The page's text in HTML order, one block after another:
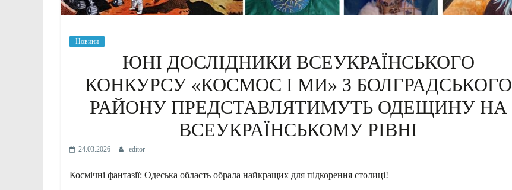
Новини
ЮНІ ДОСЛІДНИКИ ВСЕУКРАЇНСЬКОГО
КОНКУРСУ «КОСМОС І МИ» З БОЛГРАДСЬКОГО
РАЙОНУ ПРЕДСТАВЛЯТИМУТЬ ОДЕЩИНУ НА
ВСЕУКРАЇНСЬКОМУ РІВНІ
24.03.2026 editor
Космічні фантазії: Одеська область обрала найкращих для підкорення столиці!